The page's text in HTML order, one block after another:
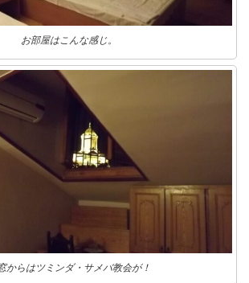
お部屋はこんな感じ。
からはツミンダ・サメバ教会が！